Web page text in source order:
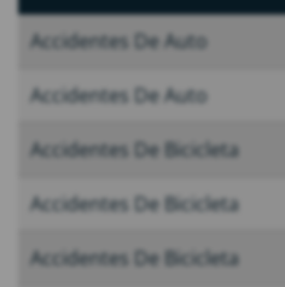
Accidentes De Auto
Accidentes De Auto
Accidentes De Bicicleta
Accidentes De Bicicleta
Accidentes De Bicicleta